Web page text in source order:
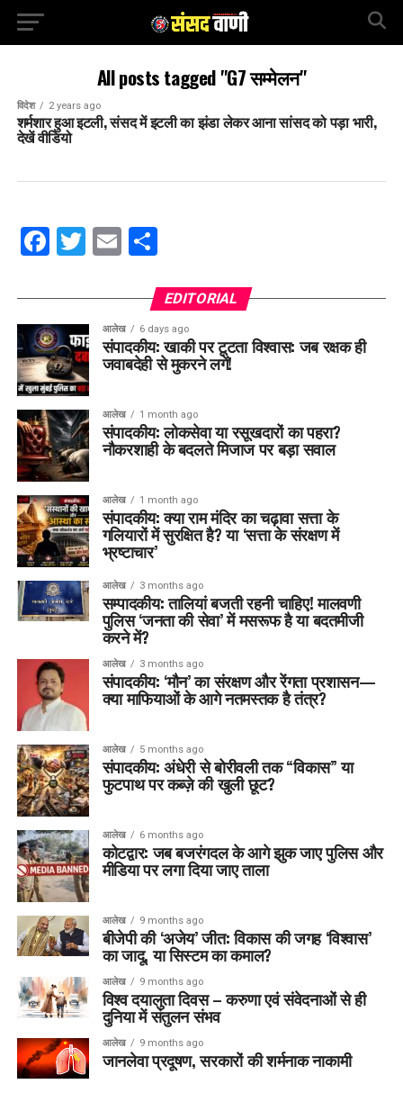
All posts tagged "G7 सम्मेलन"
विदेश 2 years ago
शर्मशार हुआ इटली, संसद में इटली का झंडा लेकर आना सांसद को पड़ा भारी,
देखें वीडियो
Facebook
Twitter
EmailShare
EDITORIAL
आलेख 6 days ago
संपादकीय: खाकी पर टूटता विश्वास: जब रक्षक ही
जवाबदेही से मुकरने लगें!
आलेख 1 month ago
संपादकीय: लोकसेवा या रसूखदारों का पहरा?
नौकरशाही के बदलते मिजाज पर बड़ा सवाल
आलेख 1 month ago
संपादकीय: क्या राम मंदिर का चढ़ावा सत्ता के
गलियारों में सुरक्षित है? या ‘सत्ता के संरक्षण में
भ्रष्टाचार’
आलेख 3 months ago
सम्पादकीय: तालियां बजती रहनी चाहिए! मालवणी
पुलिस ‘जनता की सेवा’ में मसरूफ है या बदतमीजी
करने में?
आलेख 3 months ago
संपादकीय: ‘मौन’ का संरक्षण और रेंगता प्रशासन—
क्या माफियाओं के आगे नतमस्तक है तंत्र?
आलेख 5 months ago
संपादकीय: अंधेरी से बोरीवली तक “विकास” या
फुटपाथ पर कब्ज़े की खुली छूट?
आलेख 6 months ago
कोटद्वार: जब बजरंगदल के आगे झुक जाए पुलिस और
मीडिया पर लगा दिया जाए ताला
आलेख 9 months ago
बीजेपी की ‘अजेय’ जीत: विकास की जगह ‘विश्वास’
का जादू, या सिस्टम का कमाल?
आलेख 9 months ago
विश्व दयालुता दिवस – करुणा एवं संवेदनाओं से ही
दुनिया में संतुलन संभव
आलेख 9 months ago
जानलेवा प्रदूषण, सरकारों की शर्मनाक नाकामी